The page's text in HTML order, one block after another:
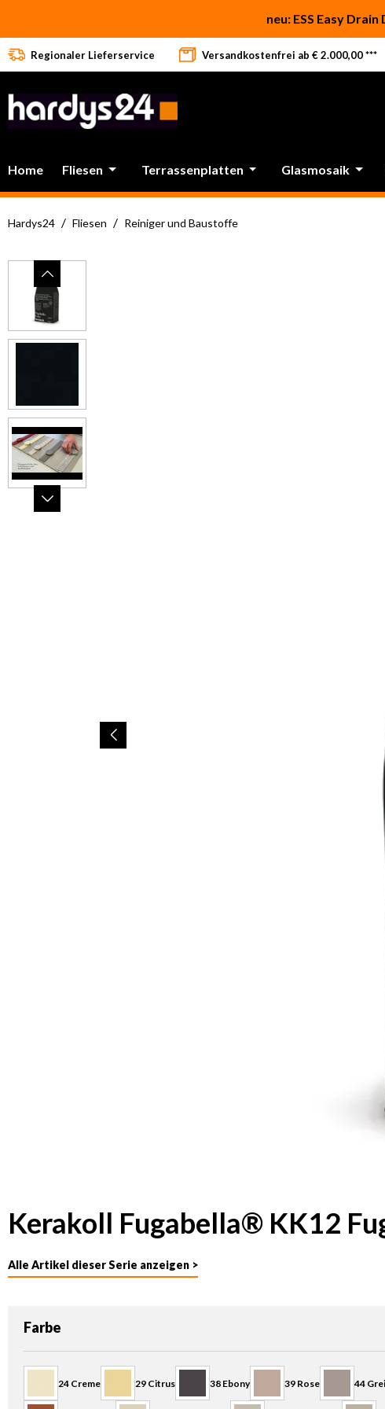
neu: ESS Easy
Regionaler Lieferservice Versandkostenfrei ab € 2.000,00 ***
Home Fliesen Terrassenplatten Glasmosaik
Hardys24 / Fliesen / Reiniger und Baustoffe
Bildergalerie überspringen
Kerakoll Fugabella® KK12
Alle Artikel dieser Serie anzeigen >
Farbe
24 Creme 29 Citrus 38 Ebony 39 Rose 44